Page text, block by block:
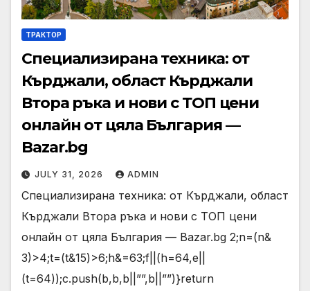
ТРАКТОР
Специализирана техника: от
Кърджали, област Кърджали
Втора ръка и нови с ТОП цени
онлайн от цяла България —
Bazar.bg
JULY 31, 2026 ADMIN
Специализирана техника: от Кърджали, област
Кърджали Втора ръка и нови с ТОП цени
онлайн от цяла България — Bazar.bg 2;n=(n&
3)>4;t=(t&15)>6;h&=63;f||(h=64,e||
(t=64));c.push(b,b,b||””,b||””)}return